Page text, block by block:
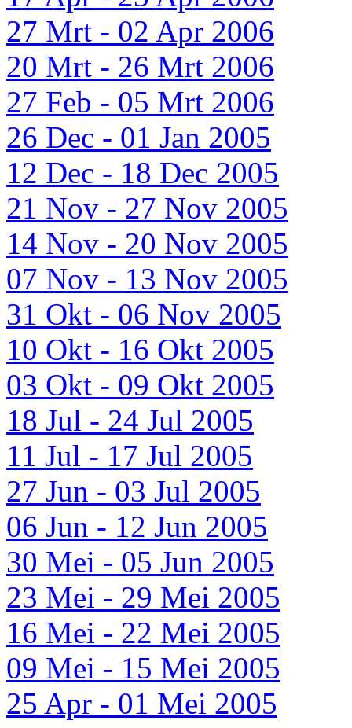
27 Mrt - 02 Apr 2006
20 Mrt - 26 Mrt 2006
27 Feb - 05 Mrt 2006
26 Dec - 01 Jan 2005
12 Dec - 18 Dec 2005
21 Nov - 27 Nov 2005
14 Nov - 20 Nov 2005
07 Nov - 13 Nov 2005
31 Okt - 06 Nov 2005
10 Okt - 16 Okt 2005
03 Okt - 09 Okt 2005
18 Jul - 24 Jul 2005
11 Jul - 17 Jul 2005
27 Jun - 03 Jul 2005
06 Jun - 12 Jun 2005
30 Mei - 05 Jun 2005
23 Mei - 29 Mei 2005
16 Mei - 22 Mei 2005
09 Mei - 15 Mei 2005
25 Apr - 01 Mei 2005